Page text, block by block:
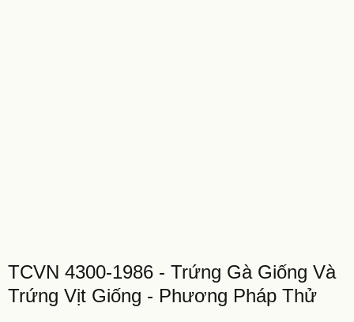
TCVN 4300-1986 - Trứng Gà Giống Và
Trứng Vịt Giống - Phương Pháp Thử